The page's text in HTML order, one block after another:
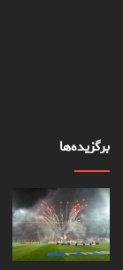
برگزیده‌ها